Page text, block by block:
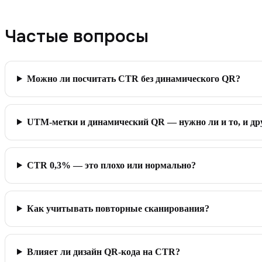
Частые вопросы
Можно ли посчитать CTR без динамического QR?
UTM-метки и динамический QR — нужно ли и то, и
CTR 0,3% — это плохо или нормально?
Как учитывать повторные сканирования?
Влияет ли дизайн QR-кода на CTR?